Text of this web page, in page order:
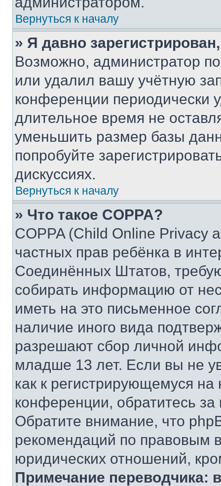
Вернуться к началу
» Я давно
Возможно, администратор
или удалил вашу учётную
конференции периодически
длительное время не
уменьшить размер базы
попробуйте
дискуссиях.
Вернуться к началу
» Что такое COPPA?
COPPA (Child Online Privacy
частных прав ребёнка в
Соединённых Штатов,
собирать информацию от
иметь на это письменное
наличие иного вида
разрешают сбор личной
младше 13 лет. Если вы не
как к регистрирующемуся
конференции, обратитесь
Обратите внимание, что
рекомендаций по правовым
юридических отношений,
Примечание переводчика: